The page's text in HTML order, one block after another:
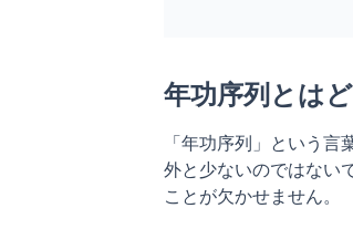
年功序列とは
「年功序列」という
外と少ないのではない
ことが欠かせません。